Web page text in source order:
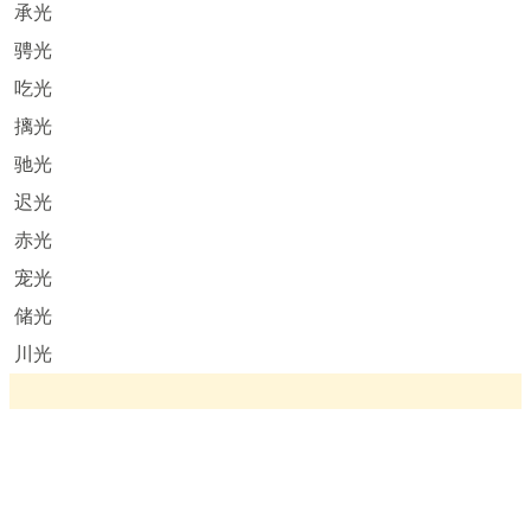
承光
骋光
吃光
摛光
驰光
迟光
赤光
宠光
储光
川光